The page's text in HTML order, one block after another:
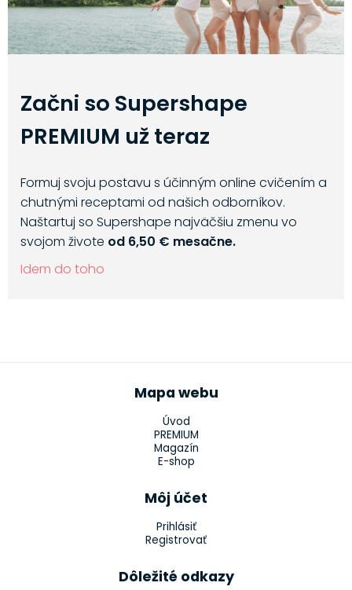
Začni so Supershape
PREMIUM už teraz
Formuj svoju postavu s účinným online cvičením a
chutnými receptami od našich odborníkov.
Naštartuj so Supershape najväčšiu zmenu vo
svojom živote od 6,50 € mesačne.
Idem do toho
Mapa webu
Úvod
PREMIUM
Magazín
E-shop
Môj účet
Prihlásiť
Registrovať
Dôležité odkazy